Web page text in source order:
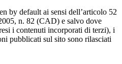
by default ai sensi dell’articolo 52
n. 82 (CAD) e salvo dove
i contenuti incorporati di terzi), i
pubblicati sul sito sono rilasciati